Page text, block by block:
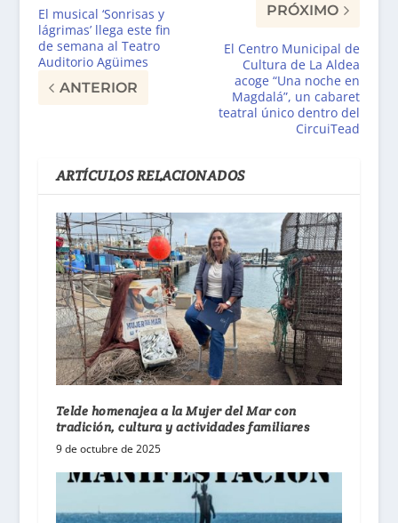
El musical ‘Sonrisas y
lágrimas’ llega este fin
de semana al Teatro
Auditorio Agüimes
ANTERIOR
PRÓXIMO
El Centro Municipal de
Cultura de La Aldea
acoge “Una noche en
Magdalá”, un cabaret
teatral único dentro del
CircuiTead
ARTÍCULOS RELACIONADOS
Telde homenajea a la Mujer del Mar con
tradición, cultura y actividades familiares
9 de octubre de 2025